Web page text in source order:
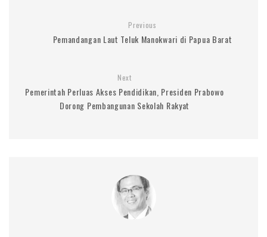
Previous
Pemandangan Laut Teluk Manokwari di Papua Barat
Next
Pemerintah Perluas Akses Pendidikan, Presiden Prabowo
Dorong Pembangunan Sekolah Rakyat